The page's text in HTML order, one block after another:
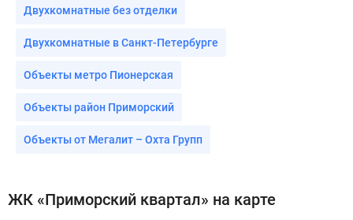
Двухкомнатные без отделки
Двухкомнатные в Санкт-Петербурге
Объекты метро Пионерская
Объекты район Приморский
Объекты от Мегалит – Охта Групп
ЖК «Приморский квартал» на карте